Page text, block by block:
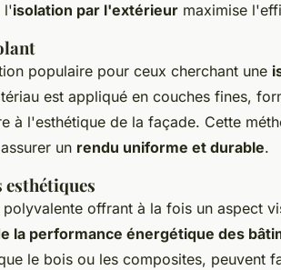
l'isolation par l'extérieur maximise
populaire pour ceux cherchant une
est appliqué en couches fines,
à l'esthétique de la façade. Cette
un rendu uniforme et durable.
esthétiques
offrant à la fois un aspect
la performance énergétique des
le bois ou les composites, peuvent